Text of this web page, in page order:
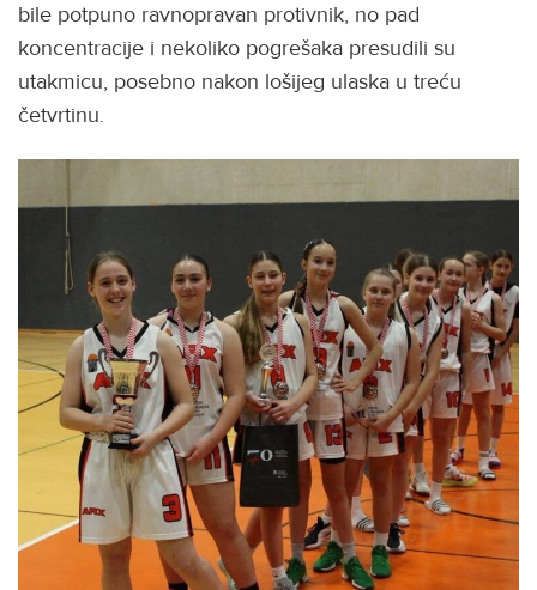
bile potpuno ravnopravan protivnik, no pad
koncentracije i nekoliko pogrešaka presudili su
utakmicu, posebno nakon lošijeg ulaska u treću
četvrtinu.